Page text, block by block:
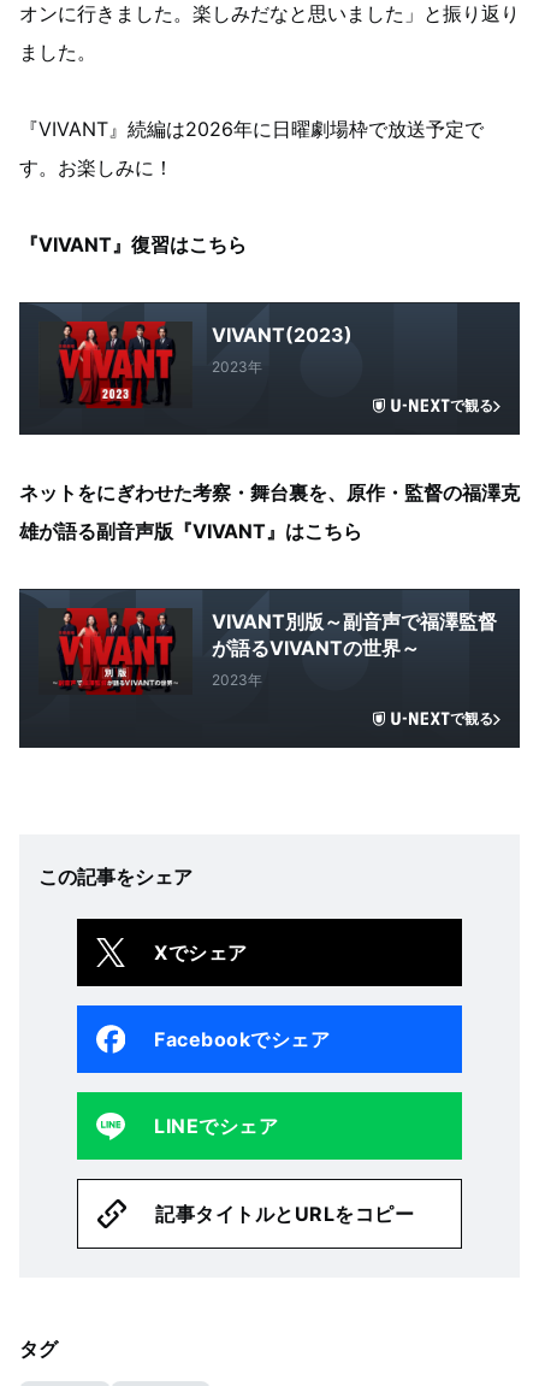
オンに行きました。楽しみだなと思いました」と振り返り
ました。
『VIVANT』続編は2026年に日曜劇場枠で放送予定で
す。お楽しみに！
『VIVANT』復習はこちら
VIVANT(2023)
2023年
で観る
ネットをにぎわせた考察・舞台裏を、原作・監督の福澤克
雄が語る副音声版『VIVANT』はこちら
VIVANT別版～副音声で福澤監督
が語るVIVANTの世界～
2023年
で観る
この記事をシェア
Xでシェア
Facebookでシェア
LINEでシェア
記事タイトルとURLをコピー
タグ